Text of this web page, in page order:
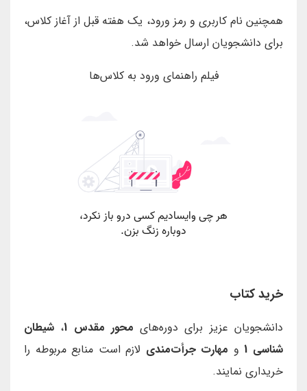
همچنین نام کاربری و رمز ورود، یک هفته قبل از آغاز کلاس،
برای دانشجویان ارسال خواهد شد.
فیلم راهنمای ورود به کلاس‌ها
خرید کتاب
دانشجویان عزیز برای دوره‌های محور مقدس 1 ، شیطان
شناسی 1 و مهارت جرأت‌مندی لازم است منابع مربوطه را
خریداری نمایند.